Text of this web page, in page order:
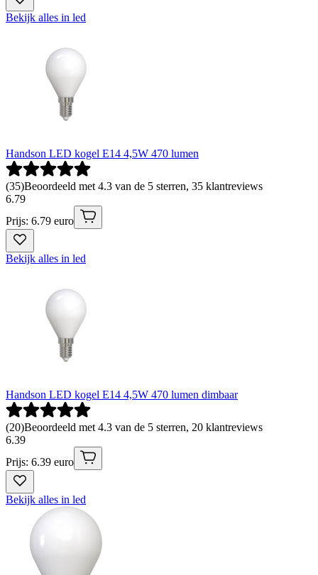
Bekijk alles in led
Handson LED kogel E14 4,5W 470 lumen
(35)Beoordeeld met 4.3 van de 5 sterren, 35 klantreviews
6.79
Prijs: 6.79 euro
Bekijk alles in led
Handson LED kogel E14 4,5W 470 lumen dimbaar
(20)Beoordeeld met 4.3 van de 5 sterren, 20 klantreviews
6.39
Prijs: 6.39 euro
Bekijk alles in led